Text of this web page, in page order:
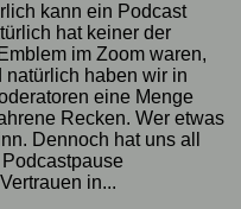
kann ein Podcast
hat keiner der
im Zoom waren,
haben wir in
eine Menge
Recken. Wer etwas
Dennoch hat uns all
in...